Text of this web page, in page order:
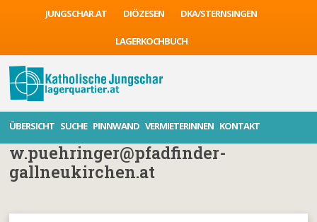
JUNGSCHAR.AT DIÖZESEN DKA/STERNSINGEN
LAGERKOCHBUCH
ÜBERSICHT SUCHE PINNWAND VERMIETERINNEN KONTAKT
w.puehringer@pfadfinder-
gallneukirchen.at